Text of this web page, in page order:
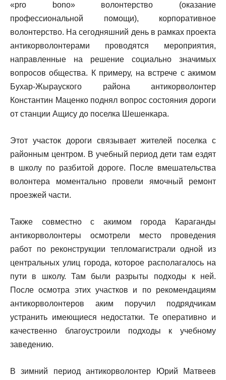
«pro bono» волонтерство (оказание
профессиональной помощи), корпоративное
волонтерство. На сегодняшний день в рамках проекта
антикорволонтерами проводятся мероприятия,
направленные на решение социально значимых
вопросов общества. К примеру, на встрече с акимом
Бухар-Жырауского района антикорволонтер
Константин Маценко поднял вопрос состояния дороги
от станции Ащису до поселка Шешенкара.
Этот участок дороги связывает жителей поселка с
районным центром. В учебный период дети там ездят
в школу по разбитой дороге. После вмешательства
волонтера моментально провели ямочный ремонт
проезжей части.
Также совместно с акимом города Караганды
антикорволонтеры осмотрели место проведения
работ по реконструкции тепломагистрали одной из
центральных улиц города, которое располагалось на
пути в школу. Там были разрыты подходы к ней.
После осмотра этих участков и по рекомендациям
антикорволонтеров аким поручил подрядчикам
устранить имеющиеся недостатки. Те оперативно и
качественно благоустроили подходы к учебному
заведению.
В зимний период антикорволонтер Юрий Матвеев